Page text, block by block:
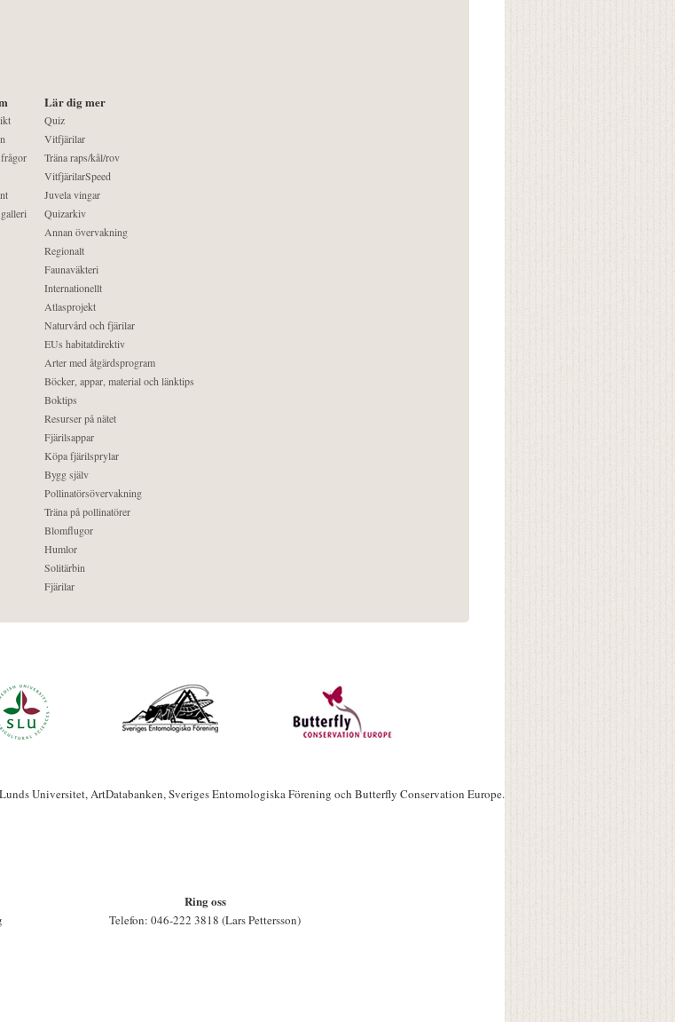
Lär dig mer
Quiz
Vitfjärilar
Träna raps/kål/rov
VitfjärilarSpeed
Juvela vingar
Quizarkiv
Annan övervakning
Regionalt
Faunaväkteri
Internationellt
Atlasprojekt
Naturvård och fjärilar
EUs habitatdirektiv
Arter med åtgärdsprogram
Böcker, appar, material och länktips
Boktips
Resurser på nätet
Fjärilsappar
Köpa fjärilsprylar
Bygg själv
Pollinatörsövervakning
Träna på pollinatörer
Blomflugor
Humlor
Solitärbin
Fjärilar
Universitet, ArtDatabanken, Sveriges Entomologiska Förening och Butterfly Conservation Europe.
Ring oss
Telefon: 046-222 3818 (Lars Pettersson)